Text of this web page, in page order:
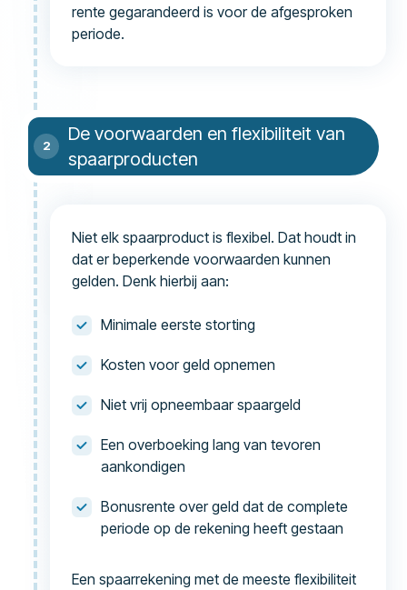
rente gegarandeerd is voor de afgesproken
periode.
De voorwaarden en flexibiliteit van
spaarproducten
Niet elk spaarproduct is flexibel. Dat houdt in
dat er beperkende voorwaarden kunnen
gelden. Denk hierbij aan:
Minimale eerste storting
Kosten voor geld opnemen
Niet vrij opneembaar spaargeld
Een overboeking lang van tevoren
aankondigen
Bonusrente over geld dat de complete
periode op de rekening heeft gestaan
Een spaarrekening met de meeste flexibiliteit